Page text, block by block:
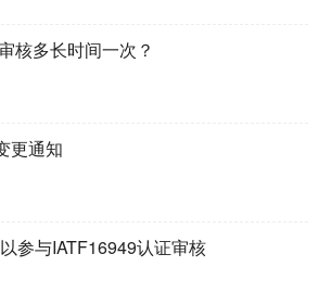
核多长时间一次？
更通知
参与IATF16949认证审核